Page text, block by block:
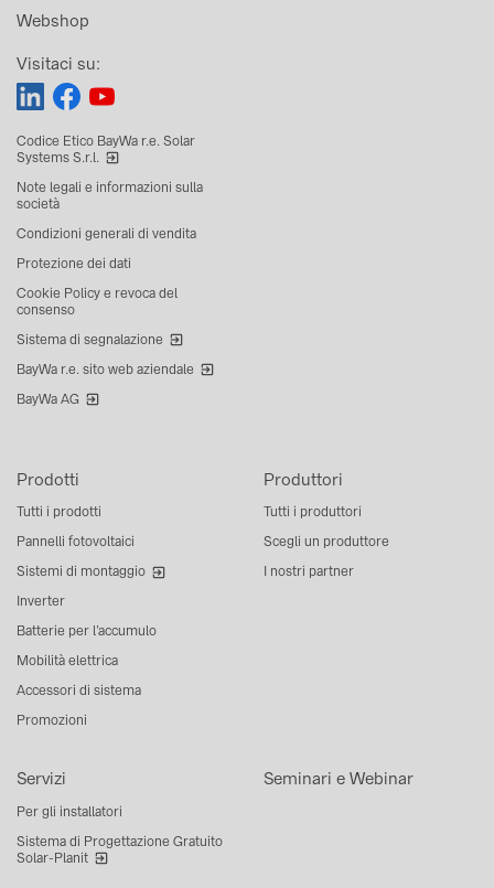
Prodotti
Tutti i prodotti
Pannelli fotovoltaici
Sistemi di montaggio
Inverter
Batterie per l’accumulo
Mobilità elettrica
Accessori di sistema
Promozioni
Produttori
Tutti i produttori
Scegli un produttore
I nostri partner
Servizi
Per gli installatori
Sistema di Progettazione Gratuito
Solar-Planit
Seminari e Webinar
Webshop
Visitaci su:
Codice Etico BayWa r.e. Solar
Systems S.r.l.
Note legali e informazioni sulla
società
Condizioni generali di vendita
Protezione dei dati
Cookie Policy e revoca del
consenso
Sistema di segnalazione
BayWa r.e. sito web aziendale
BayWa AG